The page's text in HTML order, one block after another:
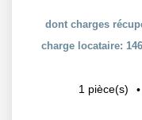
dont charges
charge locataire:
1 pièce(s)